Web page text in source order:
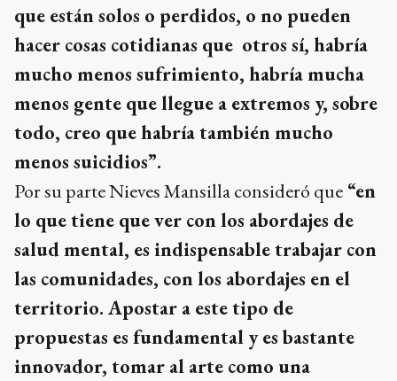
que están solos o perdidos, o no pueden
hacer cosas cotidianas que otros sí, habría
mucho menos sufrimiento, habría mucha
menos gente que llegue a extremos y, sobre
todo, creo que habría también mucho
menos suicidios”.
Por su parte Nieves Mansilla consideró que “en
lo que tiene que ver con los abordajes de
salud mental, es indispensable trabajar con
las comunidades, con los abordajes en el
territorio. Apostar a este tipo de
propuestas es fundamental y es bastante
innovador, tomar al arte como una